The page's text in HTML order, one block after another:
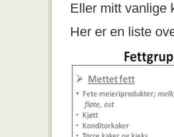
Eller mitt vanlige
Her er en liste